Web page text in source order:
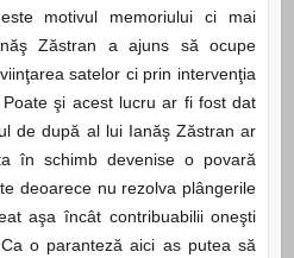
motivul memoriului ci mai
Zăstran a ajuns să ocupe
satelor ci prin intervenţia
şi acest lucru ar fi fost dat
de după al lui Ianăş Zăstran ar
în schimb devenise o povară
deoarece nu rezolva plângerile
aşa încât contribuabilii oneşti
o paranteză aici as putea să